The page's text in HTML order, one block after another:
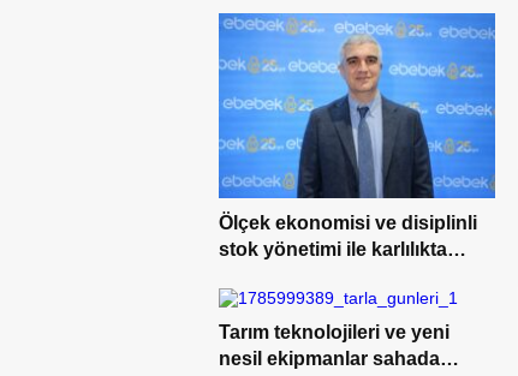
Ölçek ekonomisi ve disiplinli
stok yönetimi ile karlılıkta
Tarım teknolojileri ve yeni
nesil ekipmanlar sahada